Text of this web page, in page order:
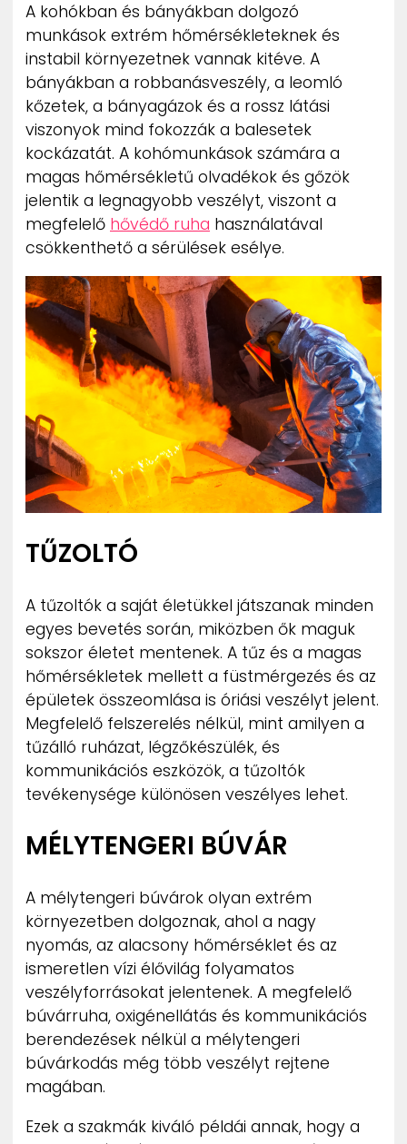
A kohókban és bányákban dolgozó
munkások extrém hőmérsékleteknek és
instabil környezetnek vannak kitéve. A
bányákban a robbanásveszély, a leomló
kőzetek, a bányagázok és a rossz látási
viszonyok mind fokozzák a balesetek
kockázatát. A kohómunkások számára a
magas hőmérsékletű olvadékok és gőzök
jelentik a legnagyobb veszélyt, viszont a
megfelelő hővédő ruha használatával
csökkenthető a sérülések esélye.
TŰZOLTÓ
A tűzoltók a saját életükkel játszanak minden
egyes bevetés során, miközben ők maguk
sokszor életet mentenek. A tűz és a magas
hőmérsékletek mellett a füstmérgezés és az
épületek összeomlása is óriási veszélyt jelent.
Megfelelő felszerelés nélkül, mint amilyen a
tűzálló ruházat, légzőkészülék, és
kommunikációs eszközök, a tűzoltók
tevékenysége különösen veszélyes lehet.
MÉLYTENGERI BÚVÁR
A mélytengeri búvárok olyan extrém
környezetben dolgoznak, ahol a nagy
nyomás, az alacsony hőmérséklet és az
ismeretlen vízi élővilág folyamatos
veszélyforrásokat jelentenek. A megfelelő
búvárruha, oxigénellátás és kommunikációs
berendezések nélkül a mélytengeri
búvárkodás még több veszélyt rejtene
magában.
Ezek a szakmák kiváló példái annak, hogy a